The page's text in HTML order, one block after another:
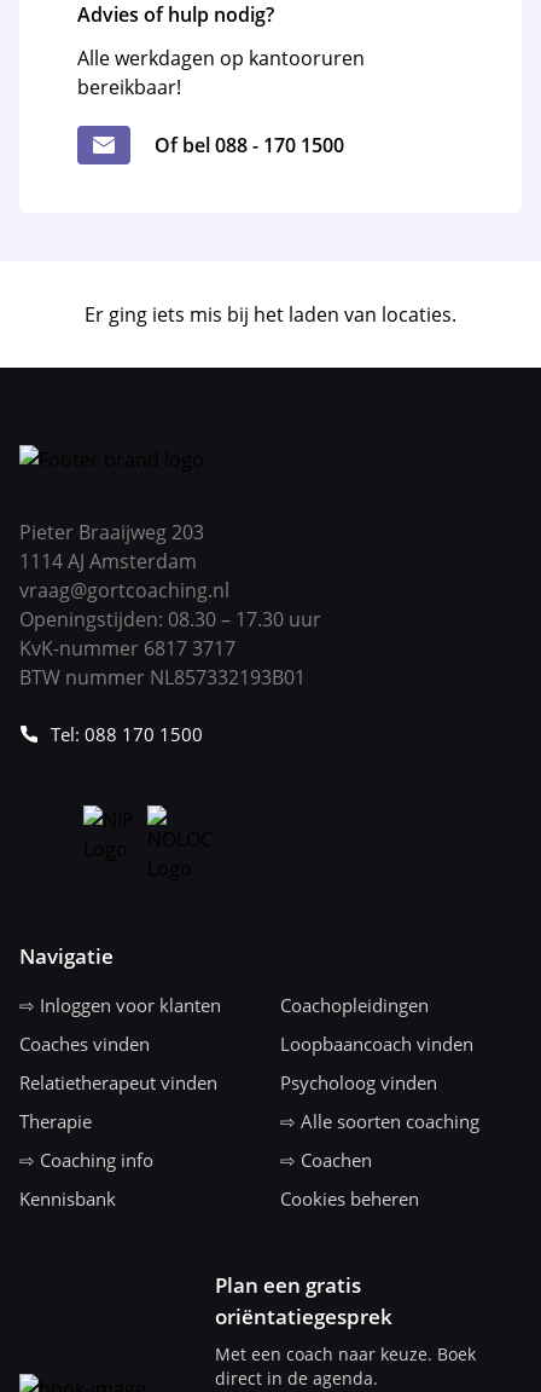
Advies of hulp nodig?
Alle werkdagen op kantooruren
bereikbaar!
Of bel 088 - 170 1500
Er ging iets mis bij het laden van locaties.
Pieter Braaijweg 203
1114 AJ Amsterdam
vraag@gortcoaching.nl
Openingstijden: 08.30 – 17.30 uur
KvK-nummer 6817 3717
BTW nummer NL857332193B01
Tel: 088 170 1500
Navigatie
⇨ Inloggen voor klanten
Coachopleidingen
Coaches vinden
Loopbaancoach vinden
Relatietherapeut vinden
Psycholoog vinden
Therapie
⇨ Alle soorten coaching
⇨ Coaching info
⇨ Coachen
Kennisbank
Cookies beheren
Plan een gratis
oriëntatiegesprek
Met een coach naar keuze. Boek
direct in de agenda.